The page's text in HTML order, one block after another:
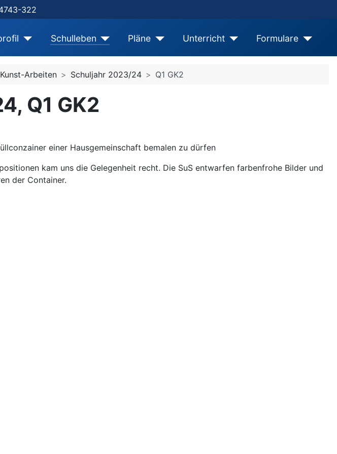
322
Schulleben Pläne Unterricht Formulare
Kunst-Arbeiten Schuljahr 2023/24 Q1 GK2
Q1 GK2
einer Hausgemeinschaft bemalen zu dürfen
kam uns die Gelegenheit recht. Die SuS entwarfen farbenfrohe Bilder und
der Container.